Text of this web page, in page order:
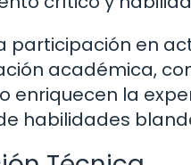
participación en
académica,
enriquecen la
habilidades